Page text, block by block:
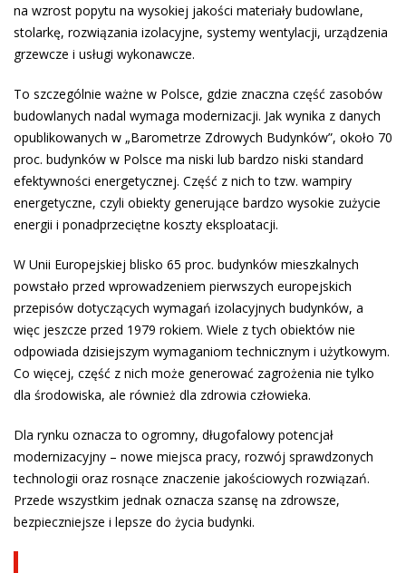
na wzrost popytu na wysokiej jakości materiały budowlane,
stolarkę, rozwiązania izolacyjne, systemy wentylacji, urządzenia
grzewcze i usługi wykonawcze.
To szczególnie ważne w Polsce, gdzie znaczna część zasobów
budowlanych nadal wymaga modernizacji. Jak wynika z danych
opublikowanych w „Barometrze Zdrowych Budynków”, około 70
proc. budynków w Polsce ma niski lub bardzo niski standard
efektywności energetycznej. Część z nich to tzw. wampiry
energetyczne, czyli obiekty generujące bardzo wysokie zużycie
energii i ponadprzeciętne koszty eksploatacji.
W Unii Europejskiej blisko 65 proc. budynków mieszkalnych
powstało przed wprowadzeniem pierwszych europejskich
przepisów dotyczących wymagań izolacyjnych budynków, a
więc jeszcze przed 1979 rokiem. Wiele z tych obiektów nie
odpowiada dzisiejszym wymaganiom technicznym i użytkowym.
Co więcej, część z nich może generować zagrożenia nie tylko
dla środowiska, ale również dla zdrowia człowieka.
Dla rynku oznacza to ogromny, długofalowy potencjał
modernizacyjny – nowe miejsca pracy, rozwój sprawdzonych
technologii oraz rosnące znaczenie jakościowych rozwiązań.
Przede wszystkim jednak oznacza szansę na zdrowsze,
bezpieczniejsze i lepsze do życia budynki.